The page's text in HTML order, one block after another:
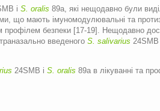
і S. oralis 89a, які нещодавно були
що мають імуномодулювальні та
профілем безпеки [17-19]. Нещодавно
введеного S. salivarius
24SMB і S. oralis 89a в лікуванні та